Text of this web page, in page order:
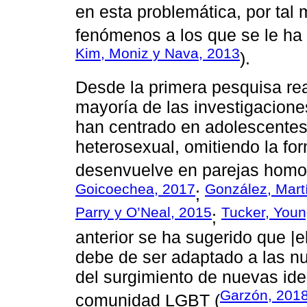
en esta problemática, por tal
fenómenos a los que se le
Kim, Moniz y Nava, 2013).
Desde la primera pesquisa
mayoría de las
han centrado en
heterosexual, omitiendo la
desenvuelve en parejas
Goicoechea, 2017; González,
Parry y O’Neal, 2015; Tucker,
anterior se ha sugerido que
debe de ser adaptado a las
del surgimiento de nuevas
comunidad LGBT (Garzón,